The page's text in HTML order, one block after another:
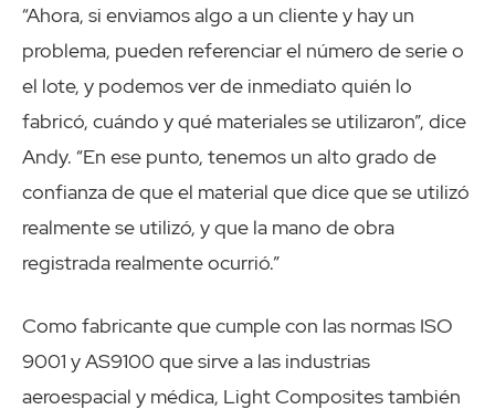
“Ahora, si enviamos algo a un cliente y hay un
problema, pueden referenciar el número de serie o
el lote, y podemos ver de inmediato quién lo
fabricó, cuándo y qué materiales se utilizaron”, dice
Andy. “En ese punto, tenemos un alto grado de
confianza de que el material que dice que se utilizó
realmente se utilizó, y que la mano de obra
registrada realmente ocurrió.”
Como fabricante que cumple con las normas ISO
9001 y AS9100 que sirve a las industrias
aeroespacial y médica, Light Composites también